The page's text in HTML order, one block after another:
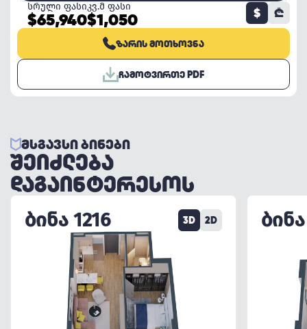
სრული ფასი
$65,940
კვ.მ ფასი
$1,050 $ ₾
ᲖᲐᲠᲘᲡ ᲛᲝᲗᲮᲝᲕᲜᲐ
ᲩᲐᲛᲝᲢᲕᲘᲠᲗᲔ PDF
ᲛᲡᲒᲐᲕᲡᲘ ᲑᲘᲜᲔᲑᲘ
ᲨᲔᲘᲫᲚᲔᲑᲐ
ᲓᲐᲒᲐᲘᲜᲢᲔᲠᲔᲡᲝᲡ
ᲑᲘᲜᲐ 1216 3D 2D